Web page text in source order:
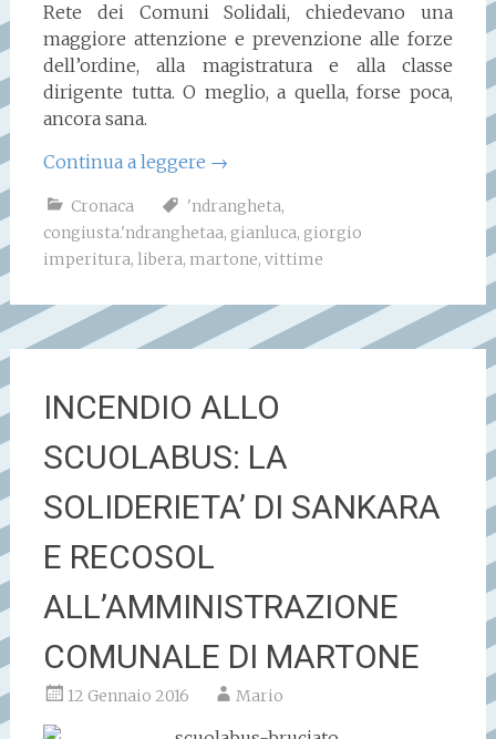
Rete dei Comuni Solidali, chiedevano una
maggiore attenzione e prevenzione alle forze
dell’ordine, alla magistratura e alla classe
dirigente tutta. O meglio, a quella, forse poca,
ancora sana.
Continua a leggere →
Cronaca 'ndrangheta,
congiusta.'ndranghetaa, gianluca, giorgio
imperitura, libera, martone, vittime
INCENDIO ALLO
SCUOLABUS: LA
SOLIDERIETA’ DI SANKARA
E RECOSOL
ALL’AMMINISTRAZIONE
COMUNALE DI MARTONE
12 Gennaio 2016 Mario